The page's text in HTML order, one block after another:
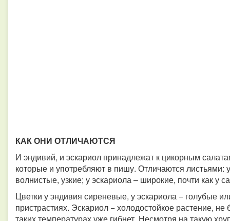
КАК ОНИ ОТЛИЧАЮТСЯ
И эндивий, и эскариол принадлежат к цикорным
которые и употребляют в пишу. Отличаются листьями:
волнистые, узкие; у эскариола – широкие, почти как у
Цветки у эндивия сиреневые, у эскариола − голубые
пристрастиях. Эскариол − холодостойкое растение,